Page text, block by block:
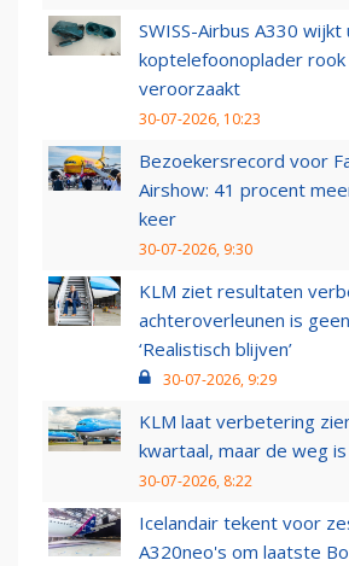
SWISS-Airbus A330
koptelefoonoplader rook
veroorzaakt
30-07-2026, 10:23
Bezoekersrecord voor
Airshow: 41 procent
keer
30-07-2026, 9:30
KLM ziet resultaten
achteroverleunen is
‘Realistisch blijven’
30-07-2026, 9:29
KLM laat verbetering
kwartaal, maar de weg
30-07-2026, 8:22
Icelandair tekent voor
A320neo's om laatste